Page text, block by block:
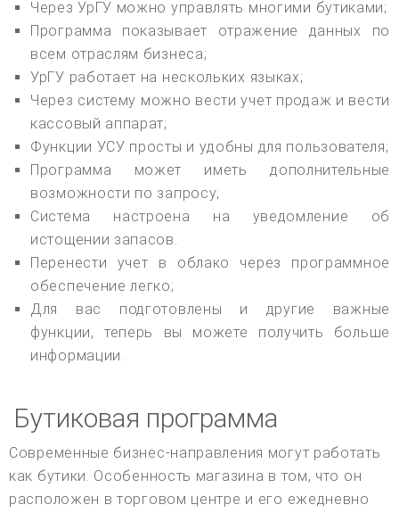
Через УрГУ можно управлять многими бутиками;
Программа показывает отражение данных по
всем отраслям бизнеса;
УрГУ работает на нескольких языках;
Через систему можно вести учет продаж и вести
кассовый аппарат;
Функции УСУ просты и удобны для пользователя;
Программа может иметь дополнительные
возможности по запросу;
Система настроена на уведомление об
истощении запасов.
Перенести учет в облако через программное
обеспечение легко;
Для вас подготовлены и другие важные
функции, теперь вы можете получить больше
информации.
Бутиковая программа
Современные бизнес-направления могут работать
как бутики. Особенность магазина в том, что он
расположен в торговом центре и его ежедневно